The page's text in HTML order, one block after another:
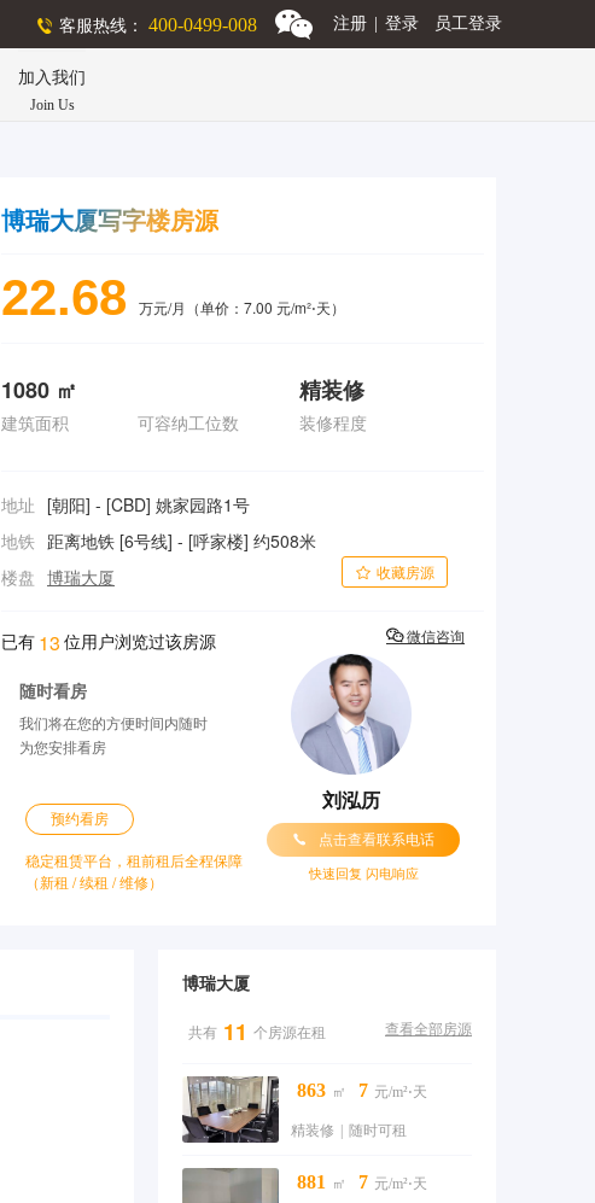
客服热线： 400-0499-008 注册 登录 员工登录
加入我们
Join Us
博瑞大厦写字楼房源
22.68 万元/月（单价：7.00 元/m²⋅天）
1080 ㎡
建筑面积 可容纳工位数
精装修
装修程度
地址 [朝阳] - [CBD] 姚家园路1号
地铁 距离地铁 [6号线] - [呼家楼] 约508米
楼盘
博瑞大厦  收藏房源
已有 13 位用户浏览过该房源
随时看房
我们将在您的方便时间内随时
为您安排看房
预约看房
稳定租赁平台，租前租后全程保障
（新租 / 续租 / 维修）
刘泓历
 点击查看联系电话
微信咨询
快速回复 闪电响应
博瑞大厦
共有 11 个房源在租 查看全部房源
863 ㎡ 7 元/m²⋅天
精装修 随时可租
881 ㎡ 7 元/m²⋅天